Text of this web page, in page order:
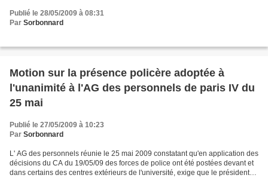
Publié le 28/05/2009 à 08:31
Par Sorbonnard
Motion sur la présence policère adoptée à
l'unanimité à l'AG des personnels de paris IV du
25 mai
Publié le 27/05/2009 à 10:23
Par Sorbonnard
L' AG des personnels réunie le 25 mai 2009 constatant qu'en application des
décisions du CA du 19/05/09 des forces de police ont été postées devant et
dans certains des centres extérieurs de l'université, exige que le président